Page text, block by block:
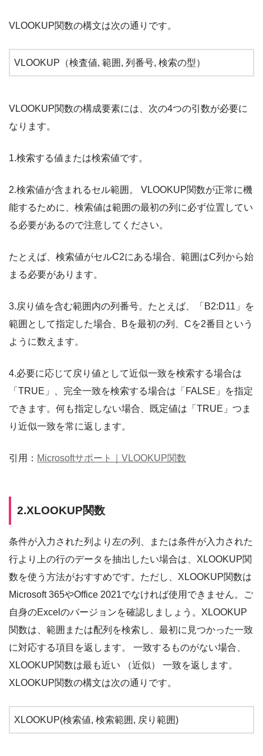
VLOOKUP関数の構文は次の通りです。
VLOOKUP（検査値, 範囲, 列番号, 検索の型）
VLOOKUP関数の構成要素には、次の4つの引数が必要に
なります。
1.検索する値または検索値です。
2.検索値が含まれるセル範囲。 VLOOKUP関数が正常に機
能するために、検索値は範囲の最初の列に必ず位置してい
る必要があるので注意してください。
たとえば、検索値がセルC2にある場合、範囲はC列から始
まる必要があります。
3.戻り値を含む範囲内の列番号。たとえば、「B2:D11」を
範囲として指定した場合、Bを最初の列、Cを2番目という
ように数えます。
4.必要に応じて戻り値として近似一致を検索する場合は
「TRUE」、完全一致を検索する場合は「FALSE」を指定
できます。何も指定しない場合、既定値は「TRUE」つま
り近似一致を常に返します。
引用： Microsoftサポート｜VLOOKUP関数
2.XLOOKUP関数
条件が入力された列より左の列、または条件が入力された
行より上の行のデータを抽出したい場合は、XLOOKUP関
数を使う方法がおすすめです。ただし、XLOOKUP関数は
Microsoft 365やOffice 2021でなければ使用できません。ご
自身のExcelのバージョンを確認しましょう。XLOOKUP
関数は、範囲または配列を検索し、最初に見つかった一致
に対応する項目を返します。 一致するものがない場合、
XLOOKUP関数は最も近い （近似） 一致を返します。
XLOOKUP関数の構文は次の通りです。
XLOOKUP(検索値, 検索範囲, 戻り範囲)